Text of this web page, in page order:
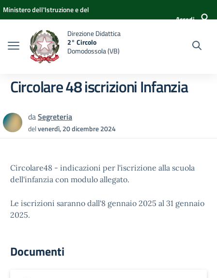
Vai ai contenuti
Vai al menu di navigazione
Vai al footer
Ministero dell'Istruzione e del
Accedi
Direzione Didattica
2° Circolo
Domodossola (VB)
Circolare 48 iscrizioni Infanzia
daSegreteria
delvenerdì, 20 dicembre 2024
Circolare48 - indicazioni per l'iscrizione alla scuola
dell'infanzia con modulo allegato.
Le iscrizioni saranno dall'8 gennaio 2025 al 31 gennaio
2025.
Documenti